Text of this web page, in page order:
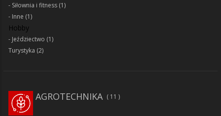
Siłownia i fitness (1)
Inne (1)
Hobby
Jeździectwo (1)
Turystyka (2)
AGROTECHNIKA 11